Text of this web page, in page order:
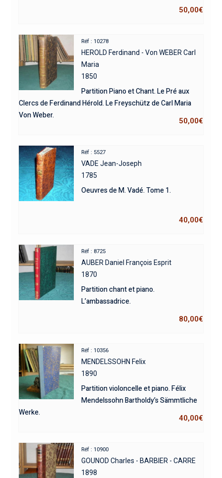
50,00€
Réf : 10278
HEROLD Ferdinand - Von WEBER Carl
Maria
1850
Partition Piano et Chant. Le Pré aux
Clercs de Ferdinand Hérold. Le Freyschütz de Carl Maria
Von Weber.
50,00€
Réf : 5527
VADE Jean-Joseph
1785
Oeuvres de M. Vadé. Tome 1.
40,00€
Réf : 8725
AUBER Daniel François Esprit
1870
Partition chant et piano.
L’ambassadrice.
80,00€
Réf : 10356
MENDELSSOHN Felix
1890
Partition violoncelle et piano. Félix
Mendelssohn Bartholdy’s Sämmtliche
Werke.
40,00€
Réf : 10900
GOUNOD Charles - BARBIER - CARRE
1898